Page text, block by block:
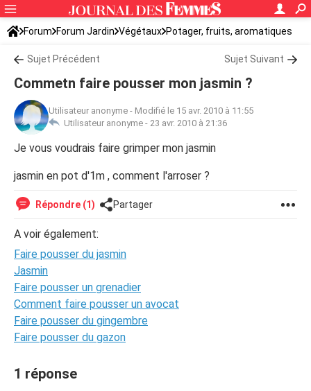
Forum Forum Jardin Végétaux Potager, fruits, aromatiques
Sujet Précédent Sujet Suivant
Commetn faire pousser mon jasmin ?
Utilisateur anonyme - Modifié le 15 avr. 2010 à 11:55
Utilisateur anonyme - 23 avr. 2010 à 21:36
Je vous voudrais faire grimper mon jasmin
jasmin en pot d'1m , comment l'arroser ?
Répondre (1) Partager
A voir également:
Faire pousser du jasmin
Jasmin
Faire pousser un grenadier
Comment faire pousser un avocat
Faire pousser du gingembre
Faire pousser du gazon
1 réponse